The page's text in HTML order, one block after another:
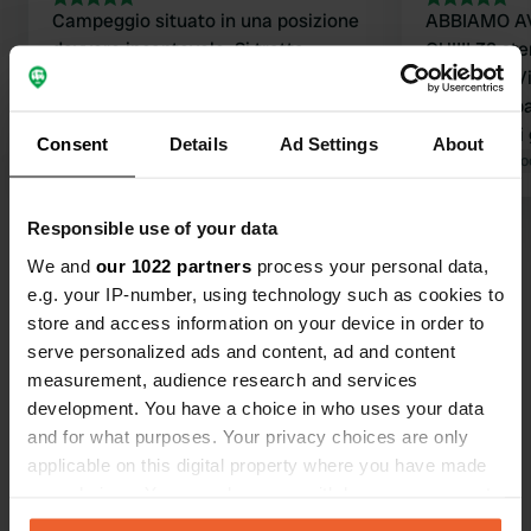
Consent Details Ad Settings About
Responsible use of your data
We and our 1022 partners process your personal data,
e.g. your IP-number, using technology such as cookies to
store and access information on your device in order to
serve personalized ads and content, ad and content
measurement, audience research and services
development. You have a choice in who uses your data
and for what purposes. Your privacy choices are only
applicable on this digital property where you have made
any time from the Cookie Declaration or by clicking on
Campeggio situato in una posizione
davvero incantevole. Si tratta
pendenza e una vista meravigliosa da
vengano per avvistare le pulcinelle di
migliore per andarci, altrimenti ve le
perderete), ma ci sono anche molte
sule e urie da ammirare. E si possono
fare delle belle escursioni. L'intera
fascia costiera con le sue scogliere è
di una bellezza mozzafiato.
ABBIAMO
QUI!!! 32 sterline a notte con
elettricità Vista mare dalla piazzola e
splendide
scogliere
Tradotto da
Visualizza tutte le 25 recensioni
Sei stato qui?